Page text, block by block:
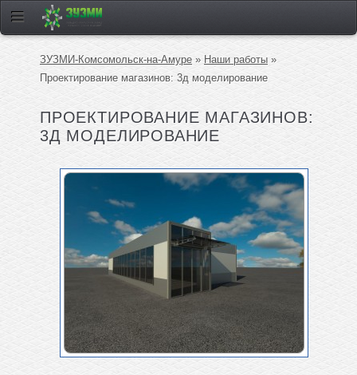
ЗУЗМИ-Комсомольск-на-Амуре » Наши работы »
Проектирование магазинов: 3д моделирование
ПРОЕКТИРОВАНИЕ МАГАЗИНОВ:
3Д МОДЕЛИРОВАНИЕ